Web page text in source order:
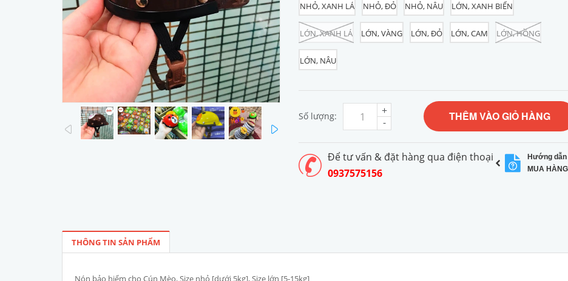
prev
NHỎ, XANH LÁ NHỎ, ĐỎ NHỎ, NÂU LỚN, XANH BIỂN
LỚN, XANH LÁ LỚN, VÀNG LỚN, ĐỎ LỚN, CAM LỚN, HỒNG
LỚN, NÂU
Số lượng: -
+ THÊM VÀO GIỎ HÀNG
Để tư vấn & đặt hàng qua điện thoại
0937575156
Hướng dẫn
MUA HÀNG
THÔNG TIN SẢN PHẨM
Nón bảo hiểm cho Cún Mèo, Size nhỏ [dưới 5kg], Size lớn [5-15kg]